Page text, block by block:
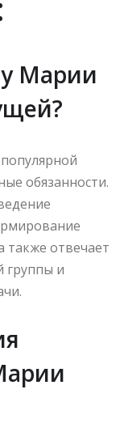
у Марии
обязанности.
также отвечает
группы и